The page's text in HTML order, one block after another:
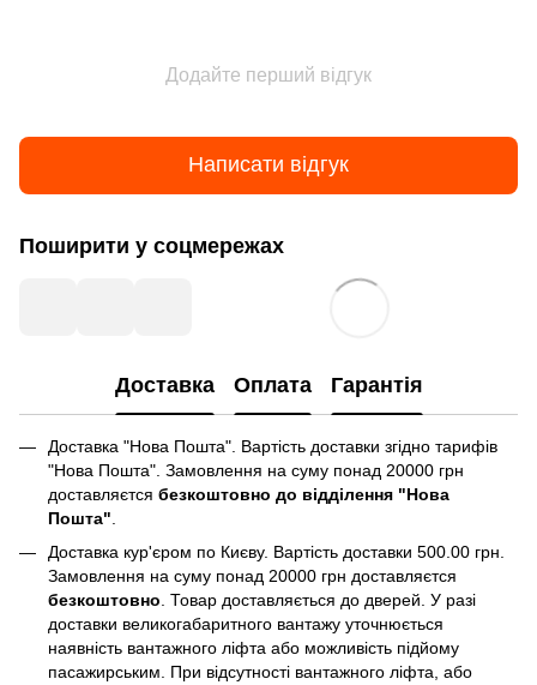
Додайте перший відгук
Написати відгук
Поширити у соцмережах
Доставка Оплата Гарантія
Доставка "Нова Пошта". Вартість доставки згідно тарифів
"Нова Пошта". Замовлення на суму понад 20000 грн
доставляєтся безкоштовно до відділення "Нова
Пошта"
Доставка кур'єром по Києву. Вартість доставки 500.00 грн.
Замовлення на суму понад 20000 грн доставляєтся
безкоштовно . Товар доставляється до дверей. У разі
доставки великогабаритного вантажу уточнюється
наявність вантажного ліфта або можливість підйому
пасажирським. При відсутності вантажного ліфта, або